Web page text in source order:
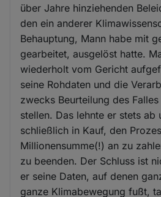
über Jahre hinziehenden
den ein anderer
Behauptung, Mann habe mit
gearbeitet, ausgelöst hatte.
wiederholt vom Gericht
seine Rohdaten und die
zwecks Beurteilung des
stellen. Das lehnte er stets ab
schließlich in Kauf, den
Millionensumme(!) an zu
zu beenden. Der Schluss ist
er seine Daten, auf denen
ganze Klimabewegung fußt,